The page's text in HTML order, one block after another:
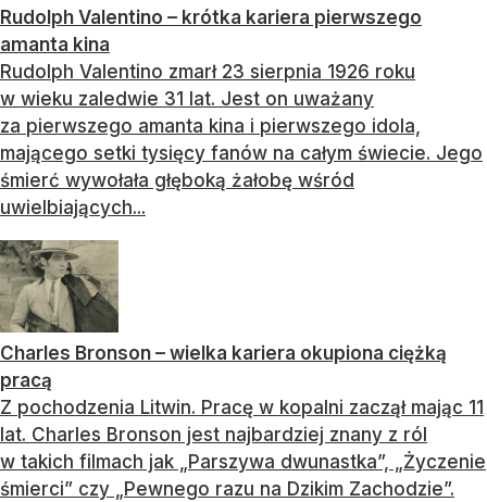
Rudolph Valentino – krótka kariera pierwszego
amanta kina
Rudolph Valentino zmarł 23 sierpnia 1926 roku
w wieku zaledwie 31 lat. Jest on uważany
za pierwszego amanta kina i pierwszego idola,
mającego setki tysięcy fanów na całym świecie. Jego
śmierć wywołała głęboką żałobę wśród
uwielbiających...
Charles Bronson – wielka kariera okupiona ciężką
pracą
Z pochodzenia Litwin. Pracę w kopalni zaczął mając 11
lat. Charles Bronson jest najbardziej znany z ról
w takich filmach jak „Parszywa dwunastka”, „Życzenie
śmierci” czy „Pewnego razu na Dzikim Zachodzie”.